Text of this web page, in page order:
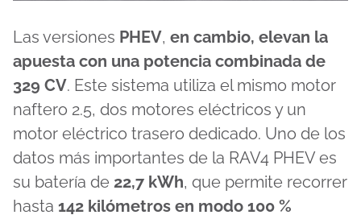
Las versiones PHEV, en cambio, elevan la
apuesta con una potencia combinada de
329 CV. Este sistema utiliza el mismo motor
naftero 2.5, dos motores eléctricos y un
motor eléctrico trasero dedicado. Uno de los
datos más importantes de la RAV4 PHEV es
su batería de 22,7 kWh, que permite recorrer
hasta 142 kilómetros en modo 100 %